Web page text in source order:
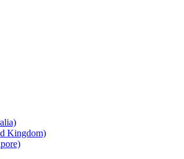
Kingdom)